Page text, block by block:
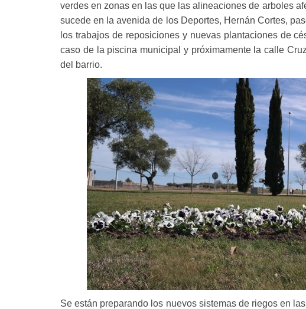
verdes en zonas en las que las alineaciones de arboles
sucede en la avenida de los Deportes, Hernán Cortes,
los trabajos de reposiciones y nuevas plantaciones de
caso de la piscina municipal y próximamente la calle
del barrio.
Se están preparando los nuevos sistemas de riegos en